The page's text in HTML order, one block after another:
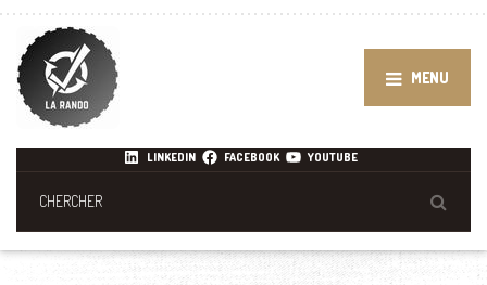
MENU
LINKEDIN FACEBOOK YOUTUBE